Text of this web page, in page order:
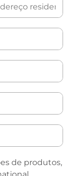
de produtos,